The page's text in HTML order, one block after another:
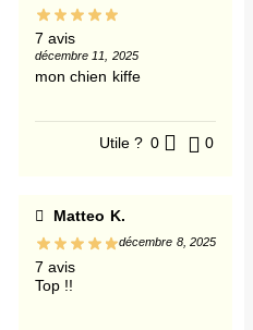
7 avis
décembre 11, 2025
mon chien kiffe
Utile ? 0 0
Matteo K.
7 avis
décembre 8, 2025
Top !!